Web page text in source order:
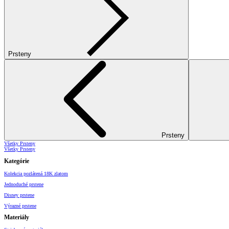
Prsteny
Prsteny
Všetky Prsteny
Všetky Prsteny
Kategórie
Kolekcia pozlátená 18K zlatom
Jednoduché prstene
Disney prstene
Výrazné prstene
Materiály